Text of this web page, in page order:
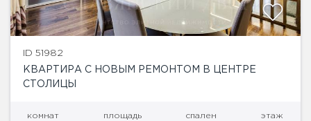
ID 51982
КВАРТИРА С НОВЫМ РЕМОНТОМ В ЦЕНТРЕ
СТОЛИЦЫ
комнат площадь спален этаж